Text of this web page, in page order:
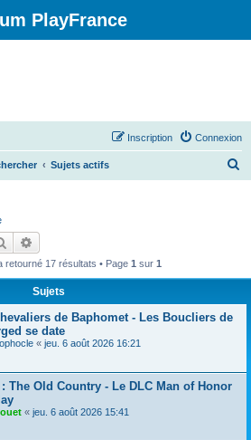
PlayFrance
Connexion
Inscription
Sujets actifs
Rechercher
retourné 17 résultats • Page 1 sur 1
Sujets
de Baphomet - Les Boucliers de
se date
« jeu. 6 août 2026 16:21
The Old Country - Le DLC Man of Honor
« jeu. 6 août 2026 15:41